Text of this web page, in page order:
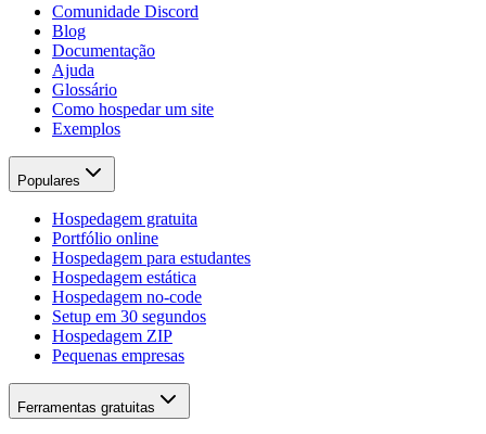
Comunidade Discord
Blog
Documentação
Ajuda
Glossário
Como hospedar um site
Exemplos
Populares
Hospedagem gratuita
Portfólio online
Hospedagem para estudantes
Hospedagem estática
Hospedagem no-code
Setup em 30 segundos
Hospedagem ZIP
Pequenas empresas
Ferramentas gratuitas